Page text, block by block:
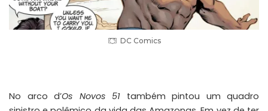
DC Comics
No arco d’Os Novos 51 também pintou um quadro